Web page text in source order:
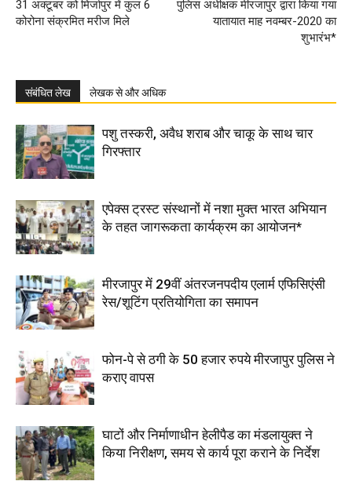
31 अक्टूबर को मिर्जापुर में कुल 6
कोरोना संक्रमित मरीज मिले
पुलिस अधीक्षक मीरजापुर द्वारा किया गया
यातायात माह नवम्बर-2020 का
शुभारंभ*
संबंधित लेख लेखक से और अधिक
पशु तस्करी, अवैध शराब और चाकू के साथ चार
गिरफ्तार
एपेक्स ट्रस्ट संस्थानों में नशा मुक्त भारत अभियान
के तहत जागरूकता कार्यक्रम का आयोजन*
मीरजापुर में 29वीं अंतरजनपदीय एलार्म एफिसिएंसी
रेस/शूटिंग प्रतियोगिता का समापन
फोन-पे से ठगी के 50 हजार रुपये मीरजापुर पुलिस ने
कराए वापस
घाटों और निर्माणाधीन हेलीपैड का मंडलायुक्त ने
किया निरीक्षण, समय से कार्य पूरा कराने के निर्देश